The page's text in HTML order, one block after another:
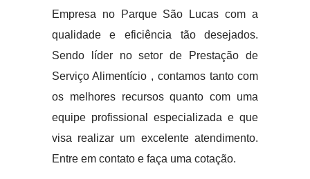
Empresa no Parque São Lucas com a
qualidade e eficiência tão desejados.
Sendo líder no setor de Prestação de
Serviço Alimentício , contamos tanto com
os melhores recursos quanto com uma
equipe profissional especializada e que
visa realizar um excelente atendimento.
Entre em contato e faça uma cotação.